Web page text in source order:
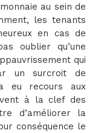
au sein de
les tenants
en cas de
oublier qu’une
qui
un surcroit de
eu recours aux
à la clef des
d’améliorer la
conséquence le